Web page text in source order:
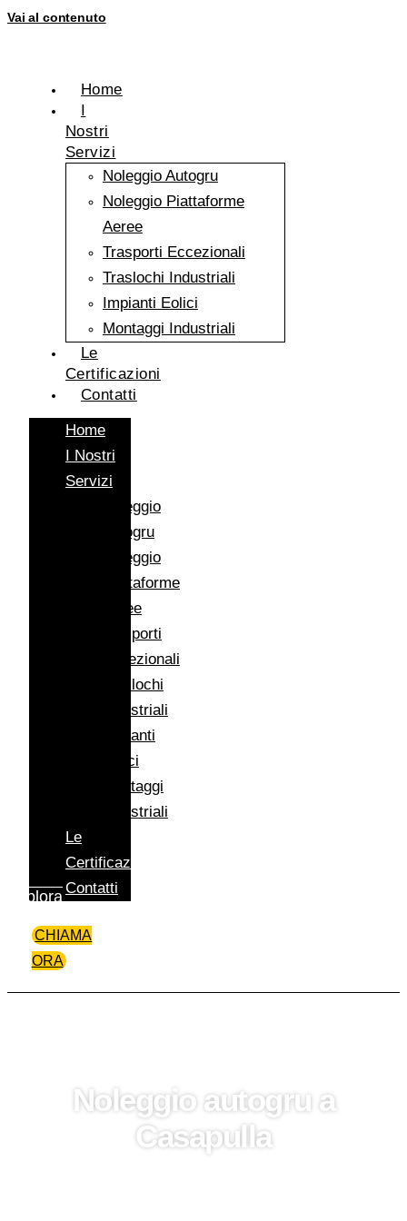
Vai al contenuto
Home
Nostri
Servizi
Noleggio Autogru
Noleggio Piattaforme
Aeree
Trasporti Eccezionali
Traslochi Industriali
Impianti Eolici
Montaggi Industriali
Le
Certificazioni
Contatti
Home
I Nostri
Servizi
Noleggio
Autogru
Noleggio
Piattaforme
Aeree
Trasporti
Eccezionali
Traslochi
Industriali
Impianti
Eolici
Montaggi
Industriali
Le
Certificazioni
Contatti
CHIAMA
ORA
Esplora
Noleggio autogru a
Casapulla